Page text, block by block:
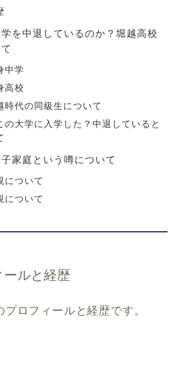
を中退しているのか？堀越高校
中学
高校
時代の同級生について
の大学に入学した？中退していると
家庭という噂について
について
について
ールと経歴
ロフィールと経歴です。